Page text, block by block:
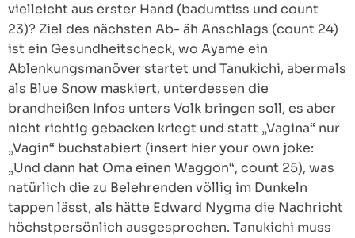
vielleicht aus erster Hand (badumtiss und count
23)? Ziel des nächsten Ab- äh Anschlags (count 24)
ist ein Gesundheitscheck, wo Ayame ein
Ablenkungsmanöver startet und Tanukichi, abermals
als Blue Snow maskiert, unterdessen die
brandheißen Infos unters Volk bringen soll, es aber
nicht richtig gebacken kriegt und statt „Vagina“ nur
„Vagin“ buchstabiert (insert hier your own joke:
„Und dann hat Oma einen Waggon“, count 25), was
natürlich die zu Belehrenden völlig im Dunkeln
tappen lässt, als hätte Edward Nygma die Nachricht
höchstpersönlich ausgesprochen. Tanukichi muss